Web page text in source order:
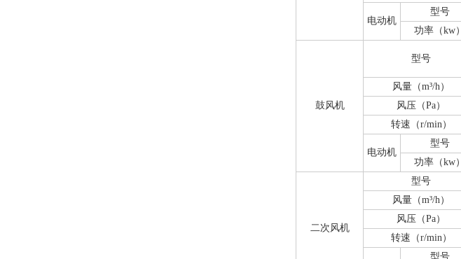
电动机
型号
功率（kw）
鼓风机
型号
风量（m³/h）
风压（Pa）
转速（r/min）
电动机
型号
功率（kw）
二次风机
型号
风量（m³/h）
风压（Pa）
转速（r/min）
型号